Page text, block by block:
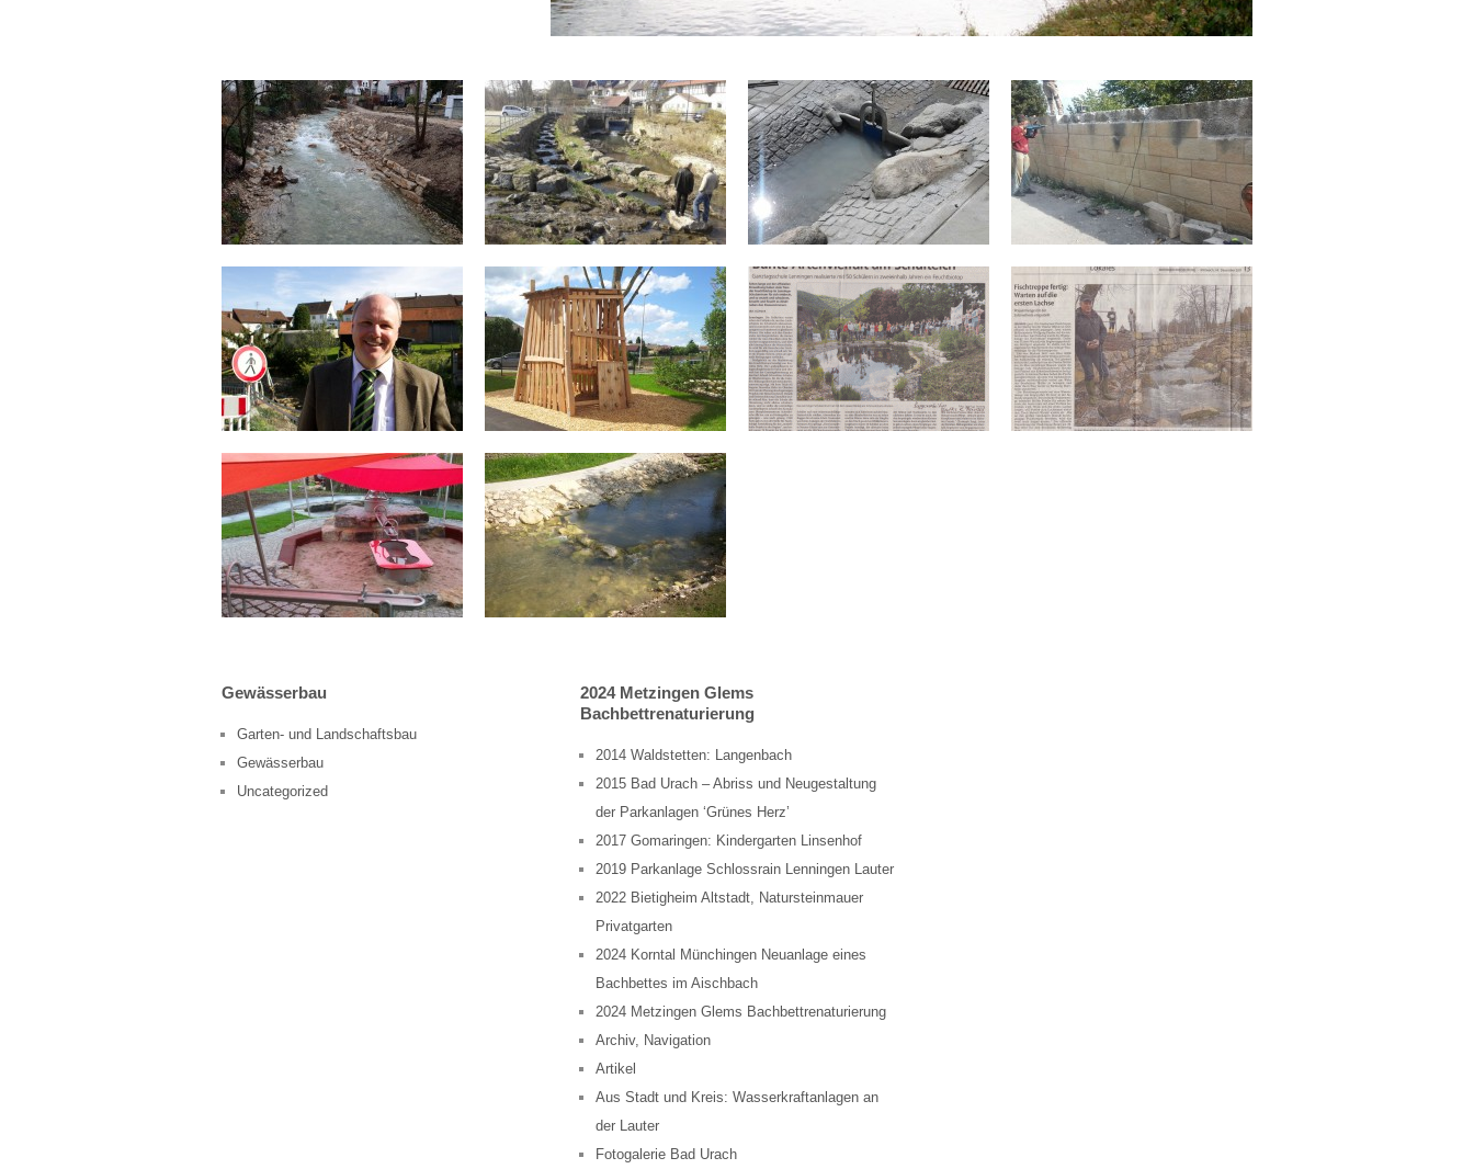
Gewässerbau
Garten- und Landschaftsbau
Gewässerbau
Uncategorized
2024 Metzingen Glems
Bachbettrenaturierung
2014 Waldstetten: Langenbach
2015 Bad Urach – Abriss und Neugestaltung
der Parkanlagen ‘Grünes Herz’
2017 Gomaringen: Kindergarten Linsenhof
2019 Parkanlage Schlossrain Lenningen Lauter
2022 Bietigheim Altstadt, Natursteinmauer
Privatgarten
2024 Korntal Münchingen Neuanlage eines
Bachbettes im Aischbach
2024 Metzingen Glems Bachbettrenaturierung
Archiv, Navigation
Artikel
Aus Stadt und Kreis: Wasserkraftanlagen an
der Lauter
Fotogalerie Bad Urach